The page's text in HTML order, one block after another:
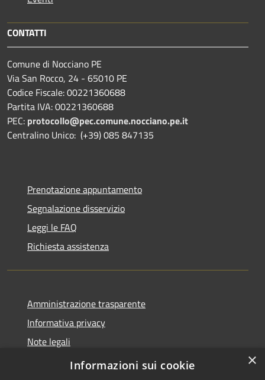
CONTATTI
Comune di Nocciano PE
Via San Rocco, 24 - 65010 PE
Codice Fiscale: 00221360688
Partita IVA: 00221360688
PEC: protocollo@pec.comune.nocciano.pe.it
Centralino Unico: (+39) 085 847135
Prenotazione appuntamento
Segnalazione disservizio
Leggi le FAQ
Richiesta assistenza
Amministrazione trasparente
Informativa privacy
Note legali
Dichiarazione di accessibilità
×
Informazioni sui cookie